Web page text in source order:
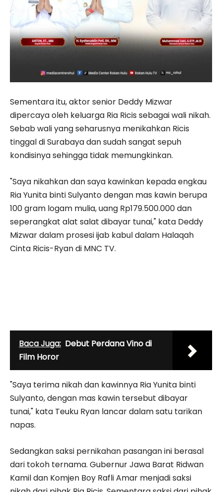
Sementara itu, aktor senior Deddy Mizwar
dipercaya oleh keluarga Ria Ricis sebagai wali nikah.
Sebab wali yang seharusnya menikahkan Ricis
tinggal di Surabaya dan sudah sangat sepuh
kondisinya sehingga tidak memungkinkan.
"Saya nikahkan dan saya kawinkan kepada engkau
Ria Yunita binti Sulyanto dengan mas kawin berupa
100 gram logam mulia, uang Rp179.500.000 dan
seperangkat alat salat dibayar tunai," kata Deddy
Mizwar dalam prosesi ijab kabul dalam Halaqah
Cinta Ricis-Ryan di MNC TV.
Baca Juga: Debut Perdana Vino di
Film Horor
"Saya terima nikah dan kawinnya Ria Yunita binti
Sulyanto, dengan mas kawin tersebut dibayar
tunai," kata Teuku Ryan lancar dalam satu tarikan
napas.
Sedangkan saksi pernikahan pasangan ini berasal
dari tokoh ternama. Gubernur Jawa Barat Ridwan
Kamil dan Komjen Boy Rafli Amar menjadi saksi